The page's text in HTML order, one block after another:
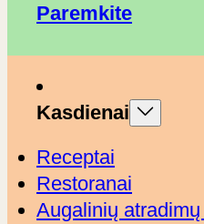
Paremkite
Kasdienai
Receptai
Restoranai
Augalinių